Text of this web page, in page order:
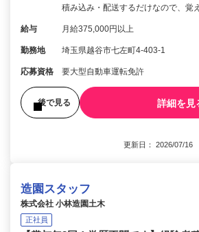
積み込み・配送するだけなので、覚
給与 月給375,000円以上
勤務地 埼玉県越谷市七左町4-403-1
応募資格 要大型自動車運転免許
後で見る 詳細を見
更新日： 2026/07/
造園スタッフ
株式会社 小林造園土木
正社員